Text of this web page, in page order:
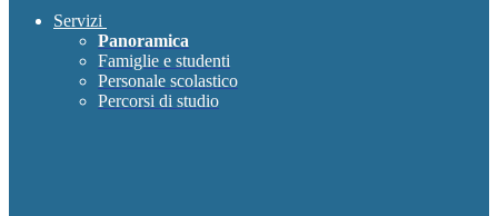
Servizi
Panoramica
Famiglie e studenti
Personale scolastico
Percorsi di studio